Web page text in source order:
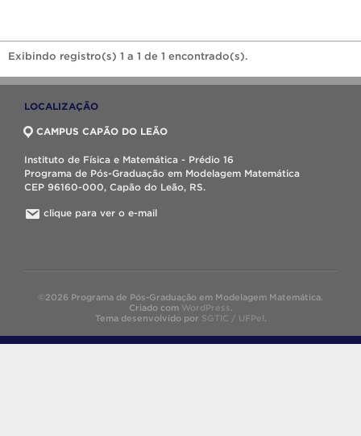
Exibindo registro(s) 1 a 1 de 1 encontrado(s).
LOCALIZAÇÃO
CAMPUS CAPÃO DO LEÃO
Instituto de Física e Matemática - Prédio 16
Programa de Pós-Graduação em Modelagem Matemática
CEP 96160-000, Capão do Leão, RS.
clique para ver o e-mail
©2026 Programa de Pós-Graduação em Modelagem Matemática.
Criado com WordPress.
Tema desenvolvido por SGTIC / UFPel.